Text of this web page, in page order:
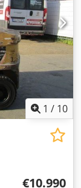
1 / 10
€10.990